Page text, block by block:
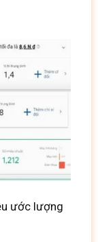
ước lượng